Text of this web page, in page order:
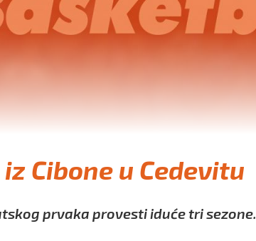
Cibone u Cedevitu
prvaka provesti iduće tri sezone.